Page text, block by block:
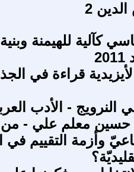
2
كآلية للهيمنة
قراءة في
النرويج - الأدب
حسين معلم علي -
وأزمة التقييم